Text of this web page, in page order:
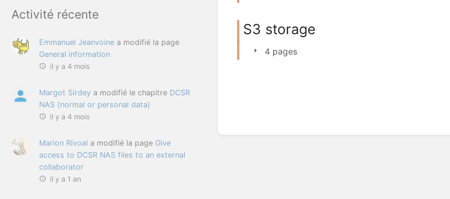
Activité récente
Emmanuel Jeanvoine a modifié la page
General information
il y a 4 mois
Margot Sirdey a modifié le chapitre DCSR
NAS (normal or personal data)
il y a 4 mois
Marion Rivoal a modifié la page Give
access to DCSR NAS files to an external
collaborator
il y a 1 an
S3 storage
4 pages